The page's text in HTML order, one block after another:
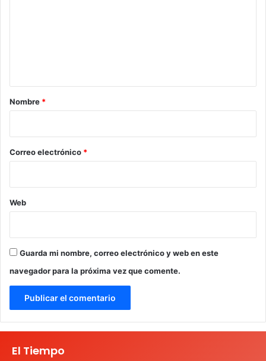
r
*
Nombre *
Correo electrónico *
Web
Guarda mi nombre, correo electrónico y web en este
navegador para la próxima vez que comente.
El Tiempo